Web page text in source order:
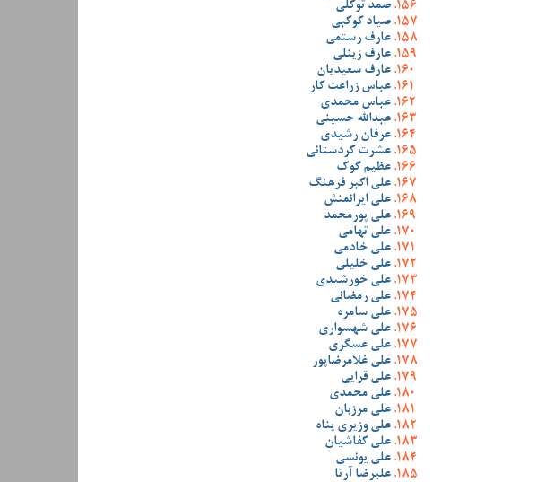
صمد توکلی
صیاد کوکبی
عارف رستمی
عارف زینلی
عارف سعیدیان
عباس زراعت کار
عباس محمدی
عبدالله حسینی
عرفان رشیدی
عشرت کردستانی
عظیم گوک
علی اکبر فرهنگ
علی ایرانمنش
علی پورمحمد
علی تهامی
علی خادمی
علی خلیلی
علی خورشیدی
علی رمضانی
علی سامره
علی شهسواری
علی عسگری
علی غلامرضاپور
علی قرایی
علی محمدی
علی مرزبان
علی وزیری پناه
علی کفاشیان
علی یونسی
علیرضا آرتا